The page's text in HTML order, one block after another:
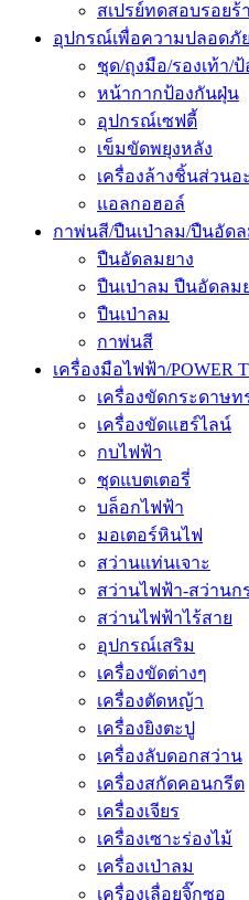
สเปรย์ทดสอบรอยร้
อุปกรณ์เพื่อความปลอดภัย
ชุด/ถุงมือ/รองเท้า/
หน้ากากป้องกันฝุ่น
อุปกรณ์เซฟตี้
เข็มขัดพยุงหลัง
เครื่องล้างชิ้นส่วนอ
แอลกอฮอล์
กาพ่นสี/ปืนเป่าลม/ปืนอัดล
ปืนอัดลมยาง
ปืนเป่าลม ปืนอัดลม
ปืนเป่าลม
กาพ่นสี
เครื่องมือไฟฟ้า/POWER
เครื่องขัดกระดาษท
เครื่องขัดแฮร์ไลน์
กบไฟฟ้า
ชุดแบตเตอรี่
บล็อกไฟฟ้า
มอเตอร์หินไฟ
สว่านแท่นเจาะ
สว่านไฟฟ้า-สว่านก
สว่านไฟฟ้าไร้สาย
อุปกรณ์เสริม
เครื่องขัดต่างๆ
เครื่องตัดหญ้า
เครื่องยิงตะปู
เครื่องลับดอกสว่าน
เครื่องสกัดคอนกรีต
เครื่องเจียร
เครื่องเซาะร่องไม้
เครื่องเป่าลม
เครื่องเลื่อยจิ๊กซอ